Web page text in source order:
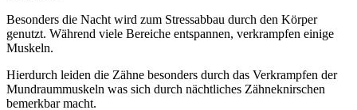
Besonders die Nacht wird zum Stressabbau durch den Körper
genutzt. Während viele Bereiche entspannen, verkrampfen einige
Muskeln.
Hierdurch leiden die Zähne besonders durch das Verkrampfen der
Mundraummuskeln was sich durch nächtliches Zähneknirschen
bemerkbar macht.